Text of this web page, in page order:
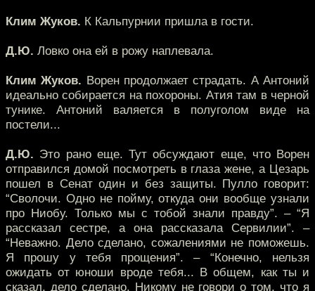
Клим Жуков. К Кальпурнии пришла в гости.
Д.Ю. Ловко она ей в рожу наплевала.
Клим Жуков. Ворен продолжает страдать. А Антоний
идеально собирается на похороны. Атия там в черной
тунике. Антоний валяется в полуголом виде на
постели...
Д.Ю. Это рано еще. Тут обсуждают еще, что Ворен
отправился домой посмотреть в глаза жене, а Цезарь
пошел в Сенат один и без защиты. Пулло говорит:
“Сволочи. Одно не пойму, откуда они вообще узнали
про Ниобу. Только мы с тобой знали правду”. – “Я
рассказал сестре, а она рассказала Сервилии”. –
“Неважно. Дело сделано, сожалениями не поможешь.
Я прошу у тебя прощения”. – “Конечно, нельзя
ожидать от юноши вроде тебя... В общем, как ты и
сказал, дело сделано. Никому не говори о том, что я